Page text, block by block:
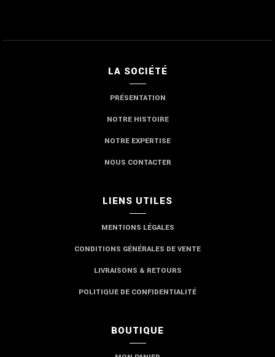
LA SOCIÉTÉ
PRÉSENTATION
NOTRE HISTOIRE
NOTRE EXPERTISE
NOUS CONTACTER
LIENS UTILES
MENTIONS LÉGALES
CONDITIONS GÉNÉRALES DE VENTE
LIVRAISONS & RETOURS
POLITIQUE DE CONFIDENTIALITÉ
BOUTIQUE